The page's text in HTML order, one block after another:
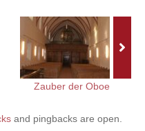
Zauber der Oboe
and pingbacks are open.